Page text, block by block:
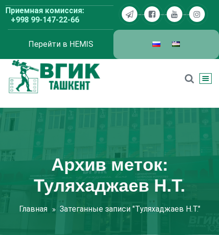
Перейти
содержимому
Приемная комиссия:
+998 99-147-22-66
Перейти в HEMIS
Архив меток:
Туляхаджаев Н.Т.
Главная Затеганные записи "Туляхаджаев Н.Т."